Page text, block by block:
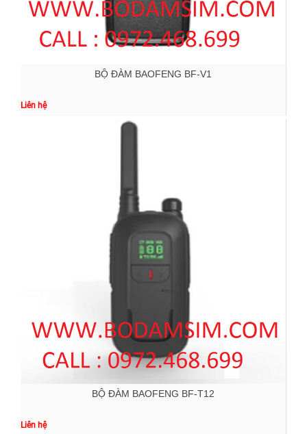
BỘ ĐÀM BAOFENG BF-V1
Liên hệ
BỘ ĐÀM BAOFENG BF-T12
Liên hệ